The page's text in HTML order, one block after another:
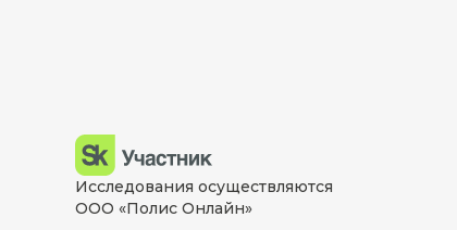
Исследования осуществляются
ООО «Полис Онлайн»